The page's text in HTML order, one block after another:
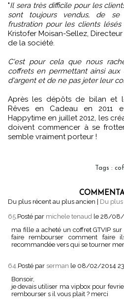
"Il sera très difficile pour les
sont toujours vendus, de
frustration pour les clients lésés
Kristofer Moisan-Sellez,
de la société.
C'est pour cela que nous
coffrets en permettant ainsi
d'argent et de ne pas jeter leur
Après les dépôts de bilan et
Rêves en Cadeau en 2011
Happytime en juillet 2012, les
doivent commencer à se
semble vraiment porteur !
Tags :
Du plus récent au plus ancien
Du
65. Posté par michele tenaud le 28/
ma fille a acheté un coffret GTVIP
faire rembourser comment faire
recommandée vers qui se tourner
64.Posté par serman le 08/02/2014
Bonsoir,
je devais utiliser ma vipbox pour
rembourser s il vous plait ? merci